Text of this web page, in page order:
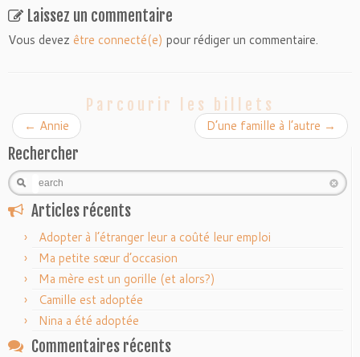
Laissez un commentaire
Vous devez être connecté(e) pour rédiger un commentaire.
Parcourir les billets
← Annie D’une famille à l’autre →
Rechercher
Search
Articles récents
Adopter à l’étranger leur a coûté leur emploi
Ma petite sœur d’occasion
Ma mère est un gorille (et alors?)
Camille est adoptée
Nina a été adoptée
Commentaires récents